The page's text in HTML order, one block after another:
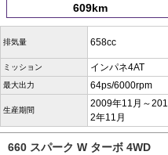
609km
排気量 658cc
ミッション インパネ4AT
最大出力 64ps/6000rpm
生産期間
2009年11月～201
2年11月
660 スパーク W ターボ 4WD